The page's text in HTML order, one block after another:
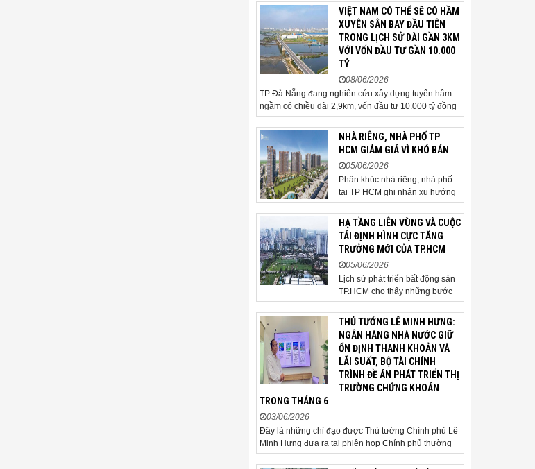
phần tuyến đi qua địa bàn hai địa phương, bảo đảm
tiến độ triển khai. Bộ Tài chính vừa có công văn...
VIỆT NAM CÓ THỂ SẼ CÓ HẦM
XUYÊN SÂN BAY ĐẦU TIÊN
TRONG LỊCH SỬ DÀI GẦN 3KM
VỚI VỐN ĐẦU TƯ GẦN 10.000
TỶ
08/06/2026
TP Đà Nẵng đang nghiên cứu xây dựng tuyến hầm
ngầm có chiều dài 2,9km, vốn đầu tư 10.000 tỷ đồng
đi qua sân bay quốc tế. TP Đà Nẵng đang nghiên
cứu một phương án hạ tầng mang tính đột phá khi đề
xuất xây dựng tuyến hầm ngầm xuyên qua khu vực
sân...
NHÀ RIÊNG, NHÀ PHỐ TP
HCM GIẢM GIÁ VÌ KHÓ BÁN
05/06/2026
Phân khúc nhà riêng, nhà phố
tại TP HCM ghi nhận xu hướng
giảm giá bán trong bối cảnh
thanh khoản thị trường suy yếu,
người mua thận trọng. Sau hơn
5 tháng rao bán căn nhà trong
hẻm khu vực Bảy Hiền, anh
Minh, một chủ nhà tại TP HCM,
chấp nhận hạ giá...
HẠ TẦNG LIÊN VÙNG VÀ CUỘC
TÁI ĐỊNH HÌNH CỰC TĂNG
TRƯỞNG MỚI CỦA TP.HCM
05/06/2026
Lịch sử phát triển bất động sản
TP.HCM cho thấy những bước
ngoặt của thị trường thường bắt
đầu từ hạ tầng. Khi các tuyến
kết nối liên vùng đồng loạt tăng
tốc, cấu trúc phát triển đô thị
đang dần thay đổi, mở ra những
hành lang tăng trưởng mới và
kéo theo quá...
THỦ TƯỚNG LÊ MINH HƯNG:
NGÂN HÀNG NHÀ NƯỚC GIỮ
ỔN ĐỊNH THANH KHOẢN VÀ
LÃI SUẤT, BỘ TÀI CHÍNH
TRÌNH ĐỀ ÁN PHÁT TRIỂN THỊ
TRƯỜNG CHỨNG KHOÁN
TRONG THÁNG 6
03/06/2026
Đây là những chỉ đạo được Thủ tướng Chính phủ Lê
Minh Hưng đưa ra tại phiên họp Chính phủ thường
kỳ tháng 5 năm 2026. Sáng ngày 3/6, Ủy viên Bộ